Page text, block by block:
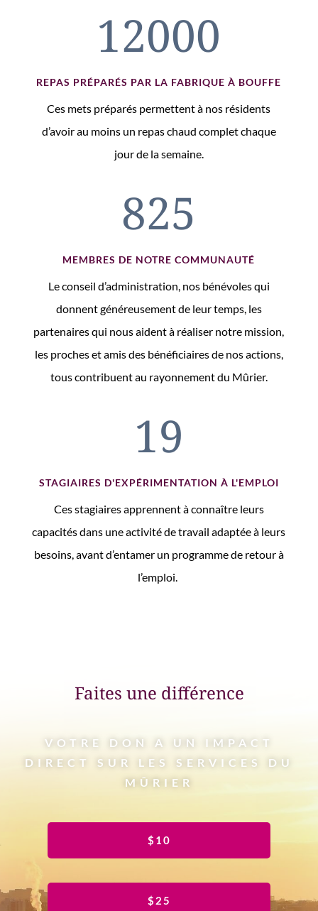
12000
REPAS PRÉPARÉS PAR LA FABRIQUE À BOUFFE
Ces mets préparés permettent à nos résidents
d’avoir au moins un repas chaud complet chaque
jour de la semaine.
825
MEMBRES DE NOTRE COMMUNAUTÉ
Le conseil d’administration, nos bénévoles qui
donnent généreusement de leur temps, les
partenaires qui nous aident à réaliser notre mission,
les proches et amis des bénéficiaires de nos actions,
tous contribuent au rayonnement du Mûrier.
19
STAGIAIRES D'EXPÉRIMENTATION À L'EMPLOI
Ces stagiaires apprennent à connaître leurs
capacités dans une activité de travail adaptée à leurs
besoins, avant d’entamer un programme de retour à
l’emploi.
Faites une différence
VOTRE DON A UN IMPACT
DIRECT SUR LES SERVICES DU
MÛRIER
$10
$25